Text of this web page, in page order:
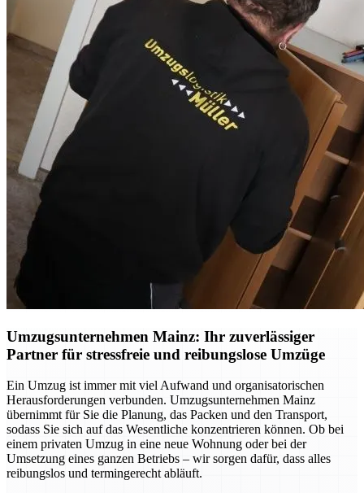
Umzugsunternehmen Mainz: Ihr zuverlässiger
Partner für stressfreie und reibungslose Umzüge
Ein Umzug ist immer mit viel Aufwand und organisatorischen
Herausforderungen verbunden. Umzugsunternehmen Mainz
übernimmt für Sie die Planung, das Packen und den Transport,
sodass Sie sich auf das Wesentliche konzentrieren können. Ob bei
einem privaten Umzug in eine neue Wohnung oder bei der
Umsetzung eines ganzen Betriebs – wir sorgen dafür, dass alles
reibungslos und termingerecht abläuft.